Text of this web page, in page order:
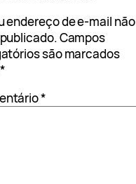
endereço de e-mail não
Campos
são marcados
*
*